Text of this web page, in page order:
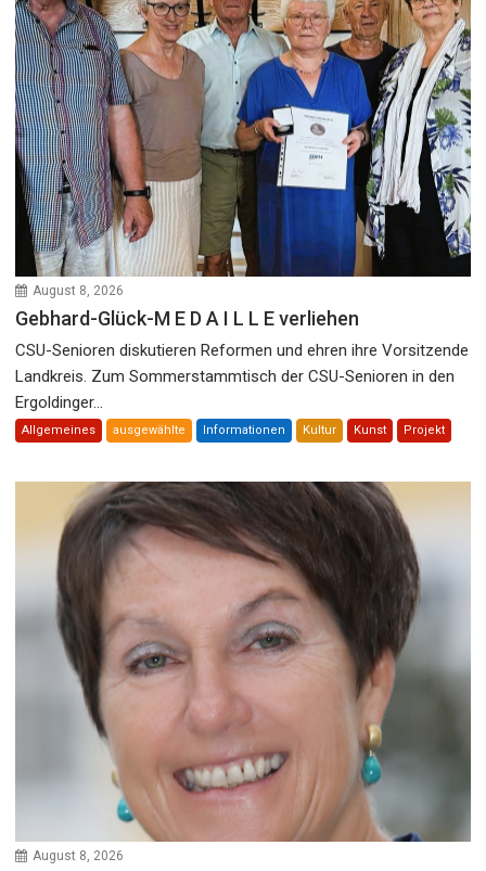
August 8, 2026
Gebhard-Glück-M E D A I L L E verliehen
CSU-Senioren diskutieren Reformen und ehren ihre Vorsitzende
Landkreis. Zum Sommerstammtisch der CSU-Senioren in den
Ergoldinger...
Allgemeines ausgewählte Informationen Kultur Kunst Projekt
August 8, 2026